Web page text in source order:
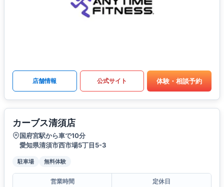
店舗情報 公式サイト 体験・相談予約
カーブス清須店
国府宮駅から車で10分
愛知県清須市西市場5丁目5-3
駐車場 無料体験
営業時間
定休日